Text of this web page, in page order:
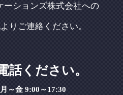
ーションズ株式会社への
りご連絡ください。
話ください。
～金 9:00～17:30